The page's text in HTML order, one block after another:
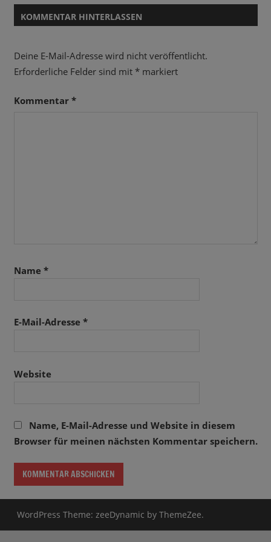
KOMMENTAR HINTERLASSEN
Deine E-Mail-Adresse wird nicht veröffentlicht.
Erforderliche Felder sind mit *markiert
Kommentar *
Name *
E-Mail-Adresse *
Website
Name, E-Mail-Adresse und Website in diesem
Browser für meinen nächsten Kommentar speichern.
WordPress Theme: zeeDynamic by ThemeZee.